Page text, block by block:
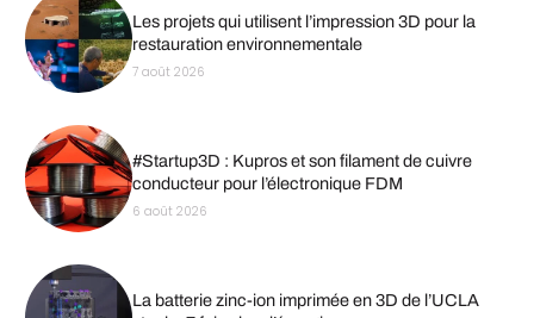
Les projets qui utilisent l’impression 3D pour la
restauration environnementale
7 août 2026
#Startup3D : Kupros et son filament de cuivre
conducteur pour l’électronique FDM
6 août 2026
La batterie zinc-ion imprimée en 3D de l’UCLA